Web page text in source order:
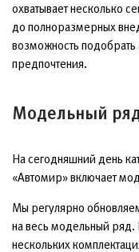
охватывает несколько
до полноразмерных
возможность
предпочтения.
Модельный ряд
На сегодняшний день
«Автомир» включает
Мы регулярно
на весь модельный ряд.
нескольких